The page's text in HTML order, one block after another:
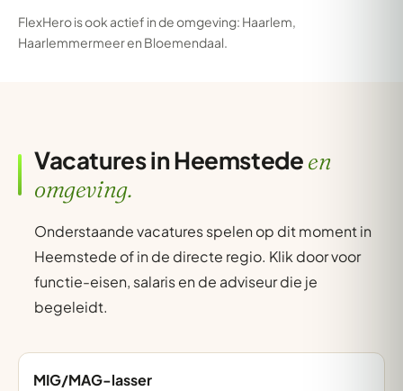
FlexHero is ook actief in de omgeving: Haarlem,
Haarlemmermeeren Bloemendaal.
Vacatures in Heemstedeen
omgeving.
Onderstaande vacatures spelen op dit moment in
Heemstede of in de directe regio. Klik door voor
functie-eisen, salaris en de adviseur die je
begeleidt.
MIG/MAG-lasser